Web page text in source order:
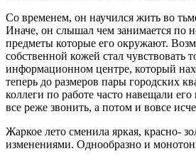
Со временем, он научился жить во
Иначе, он слышал чем занимается по
предметы которые его окружают.
собственной кожей стал чувствовать
информационном центре, который
теперь до размеров пары городских
коллеги по работе часто навещали
все реже звонить, а потом и вовсе
Жаркое лето сменила яркая, красно-
изменениями. Однообразно и